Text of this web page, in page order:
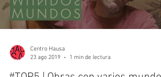
Centro Hausa
23 ago 2019
1 min de lectura